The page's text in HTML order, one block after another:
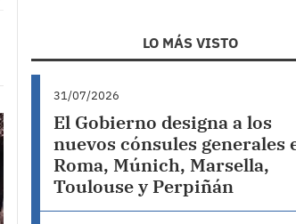
LO MÁS VISTO
31/07/2026
El Gobierno designa a los
nuevos cónsules generales
Roma, Múnich, Marsella,
Toulouse y Perpiñán